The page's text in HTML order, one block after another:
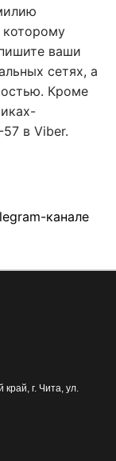
которому
ваши
сетях, а
Кроме
в Viber.
канале
край, г. Чита, ул.